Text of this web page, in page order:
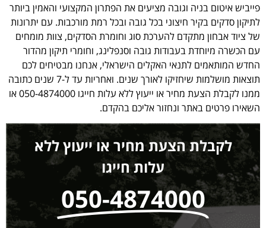
פייביש איטום בניה וגובה מציעים את הפתרון המקצועי והאמין ביותר
לתיקון סדקים בקיר חיצוני בכל גובה ובכל רמת מורכבות. עם יתרונות
של ציוד אבחון מתקדם להערכת סוג וחומרת הסדקים, צוות מומחים
עם הכשרה מיוחדת בעבודות גובה וסנפלינג, וחומרי תיקון מהדור
החדש המותאמים לתנאי האקלים הישראלי, אנחנו מבטיחים לכם
תוצאות מושלמות שיחזיקו לאורך שנים. ואחריות עד ל-7 שנים כתובה
ממנו לקבלת הצעת מחיר או ייעוץ ללא עלות חייגו 050-4874000 או
השאירו פרטים באתר ונחזור אליכם בהקדם.
לקבלת הצעת מחיר או ייעוץ ללא
עלות חייגו
050-4874000